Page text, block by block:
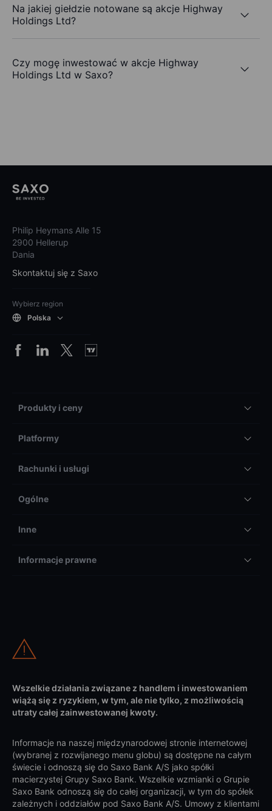
Na jakiej giełdzie notowane są akcje Highway
Holdings Ltd?
Czy mogę inwestować w akcje Highway
Holdings Ltd w Saxo?
Philip Heymans Alle 15
2900 Hellerup
Dania
Skontaktuj się z Saxo
Wybierz region
Polska
Produkty i ceny
Platformy
Rachunki i usługi
Ogólne
Inne
Informacje prawne
Wszelkie działania związane z handlem i inwestowaniem
wiążą się z ryzykiem, w tym, ale nie tylko, z możliwością
utraty całej zainwestowanej kwoty.
Informacje na naszej międzynarodowej stronie internetowej
(wybranej z rozwijanego menu globu) są dostępne na całym
świecie i odnoszą się do Saxo Bank A/S jako spółki
macierzystej Grupy Saxo Bank. Wszelkie wzmianki o Grupie
Saxo Bank odnoszą się do całej organizacji, w tym do spółek
zależnych i oddziałów pod Saxo Bank A/S. Umowy z klientami